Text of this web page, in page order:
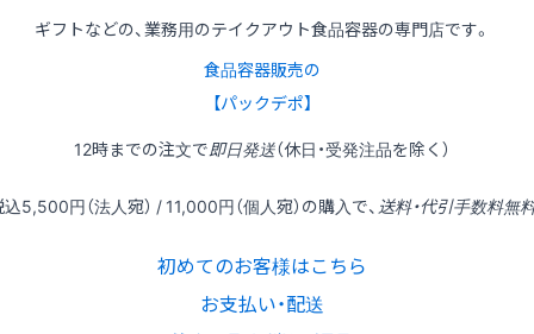
ギフトなどの、業務用のテイクアウト食品容器の専門店です。
食品容器販売の
【パックデポ】
12時までの注文で即日発送（休日・受発注品を除く）
込5,500円（法人宛） / 11,000円（個人宛）の購入で、 送料・代引手数料無
初めてのお客様はこちら
お支払い・配送